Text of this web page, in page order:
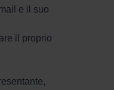
e il suo
il proprio